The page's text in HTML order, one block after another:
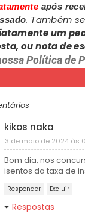
após
. Também
um
ou nota de
Política de
kikos naka
3 de maio de 2024 às
Bom dia, nos
isentos da taxa de
Responder Excluir
Respostas